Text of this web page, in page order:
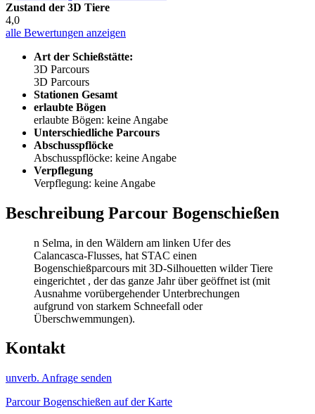
Zustand der 3D Tiere
4,0
alle Bewertungen anzeigen
Art der Schießstätte:
3D Parcours
3D Parcours
Stationen Gesamt
erlaubte Bögen
erlaubte Bögen: keine Angabe
Unterschiedliche Parcours
Abschusspflöcke
Abschusspflöcke: keine Angabe
Verpflegung
Verpflegung: keine Angabe
Beschreibung Parcour Bogenschießen
n Selma, in den Wäldern am linken Ufer des
Calancasca-Flusses, hat STAC einen
Bogenschießparcours mit 3D-Silhouetten wilder Tiere
eingerichtet , der das ganze Jahr über geöffnet ist (mit
Ausnahme vorübergehender Unterbrechungen
aufgrund von starkem Schneefall oder
Überschwemmungen).
Kontakt
unverb. Anfrage senden
Parcour Bogenschießen auf der Karte